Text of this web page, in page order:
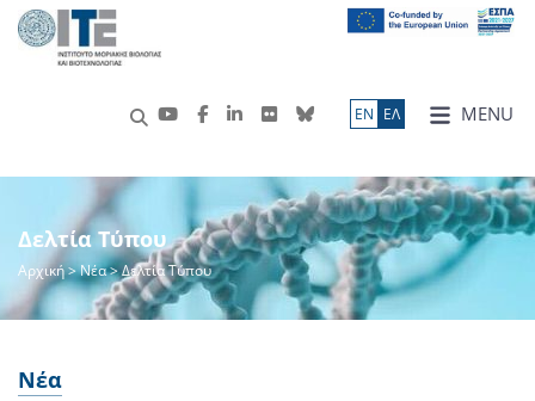
MENU
ΕN ΕΛ
Δελτία Τύπου
Αρχική>Νέα> Δελτία Τύπου
Νέα